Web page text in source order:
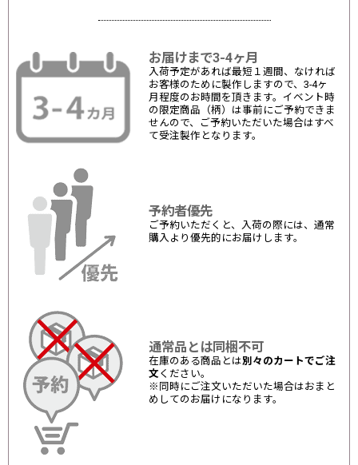
お届けまで3-4ヶ月
入荷予定があれば最短１週間、なければ
お客様のために製作しますので、3-4ヶ
月程度のお時間を頂きます。イベント時
の限定商品（柄）は事前にご予約できま
せんので、ご予約いただいた場合はすべ
て受注製作となります。
予約者優先
ご予約いただくと、入荷の際には、通常
購入より優先的にお届けします。
通常品とは同梱不可
在庫のある商品とは別々のカートでご注
文 ください。
※同時にご注文いただいた場合はおまと
めしてのお届けになります。